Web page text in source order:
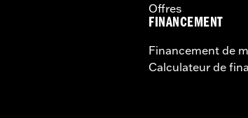
Offres
FINANCEMENT
Financement de
Calculateur de